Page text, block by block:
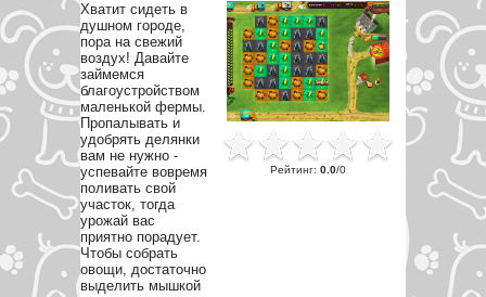
Хватит сидеть в
душном городе,
пора на свежий
воздух! Давайте
займемся
благоустройством
маленькой фермы.
Пропалывать и
удобрять делянки
вам не нужно -
успевайте вовремя
поливать свой
участок, тогда
урожай вас
приятно порадует.
Чтобы собрать
овощи, достаточно
выделить мышкой
Рейтинг: 0.0/0